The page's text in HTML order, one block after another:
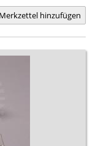
hinzufügen